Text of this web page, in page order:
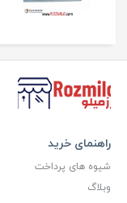
راهنمای خرید
شیوه های پرداخت
وبلاگ